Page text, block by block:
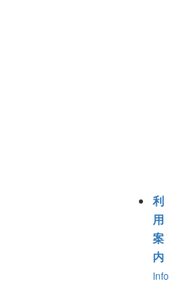
利
用
案
内